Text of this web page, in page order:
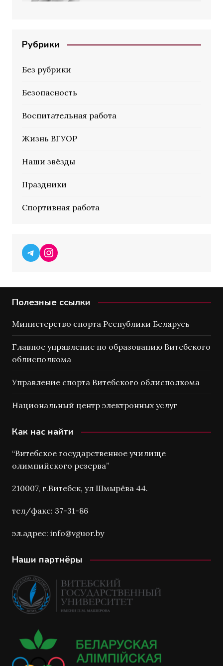
Рубрики
Без рубрики
Безопасность
Воспитательная работа
Жизнь ВГУОР
Наши звёзды
Праздники
Спортивная работа
Telegram
Instagram
Полезные ссылки
Министерство спорта Республики Беларусь
Главное управление по образованию Витебского
облисполкома
Управление спорта Витебского облисполкома
Национальный центр электронных услуг
Как нас найти
“Витебское государственное училище
олимпийского резерва”
210007, г.Витебск, ул Шмырёва 44.
тел/факс: 37-31-86
эл.адрес: info@vguor.by
Наши партнёры